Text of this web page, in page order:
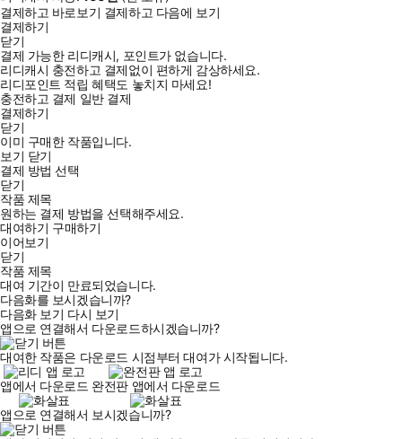
결제하고 바로보기 결제하고 다음에 보기
결제하기
닫기
결제 가능한 리디캐시, 포인트가 없습니다.
리디캐시 충전하고 결제없이 편하게 감상하세요.
리디포인트 적립 혜택도 놓치지 마세요!
충전하고 결제 일반 결제
결제하기
닫기
이미 구매한 작품입니다.
보기 닫기
결제 방법 선택
닫기
작품 제목
원하는 결제 방법을 선택해주세요.
대여하기 구매하기
이어보기
닫기
작품 제목
대여 기간이 만료되었습니다.
다음화를 보시겠습니까?
다음화 보기 다시 보기
앱으로 연결해서 다운로드하시겠습니까?
대여한 작품은 다운로드 시점부터 대여가 시작됩니다.
앱에서 다운로드 완전판 앱에서 다운로드
앱으로 연결해서 보시겠습니까?